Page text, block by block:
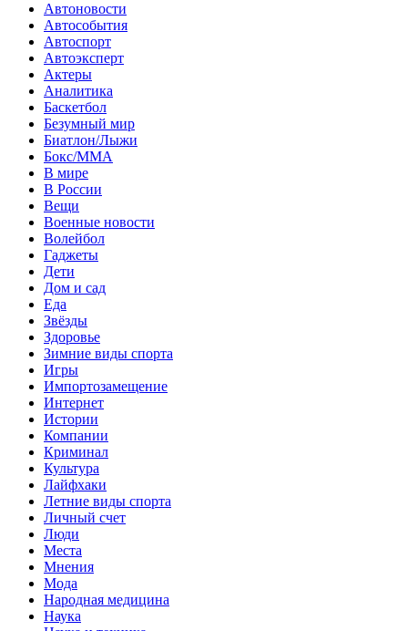
Автоновости
Автособытия
Автоспорт
Автоэксперт
Актеры
Аналитика
Баскетбол
Безумный мир
Биатлон/Лыжи
Бокс/MMA
В мире
В России
Вещи
Военные новости
Волейбол
Гаджеты
Дети
Дом и сад
Еда
Звёзды
Здоровье
Зимние виды спорта
Игры
Импортозамещение
Интернет
Истории
Компании
Криминал
Культура
Лайфхаки
Летние виды спорта
Личный счет
Люди
Места
Мнения
Мода
Народная медицина
Наука